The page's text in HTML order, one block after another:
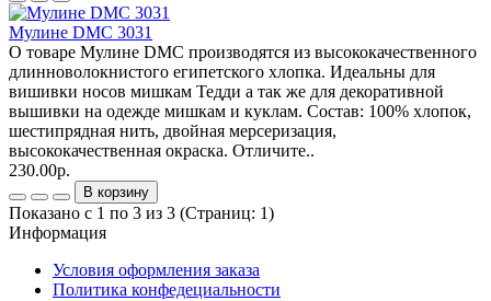
Мулине DMC 3031
О товаре Мулине DMC производятся из высококачественного
длинноволокнистого египетского хлопка. Идеальны для
вишивки носов мишкам Тедди а так же для декоративной
вышивки на одежде мишкам и куклам. Состав: 100% хлопок,
шестипрядная нить, двойная мерсеризация,
высококачественная окраска. Отличите..
230.00р.
В корзину
Показано с 1 по 3 из 3 (Страниц: 1)
Информация
Условия оформления заказа
Политика конфедециальности